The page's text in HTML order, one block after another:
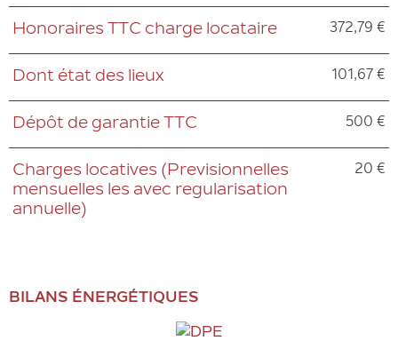
Honoraires TTC charge locataire 372,79 €
Dont état des lieux 101,67 €
Dépôt de garantie TTC 500 €
Charges locatives (Previsionnelles
mensuelles les avec regularisation
annuelle)
20 €
BILANS ÉNERGÉTIQUES